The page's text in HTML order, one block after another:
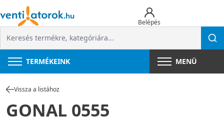
Belépés
TERMÉKEINK MENÜ
Vissza a listához
GONAL 0555